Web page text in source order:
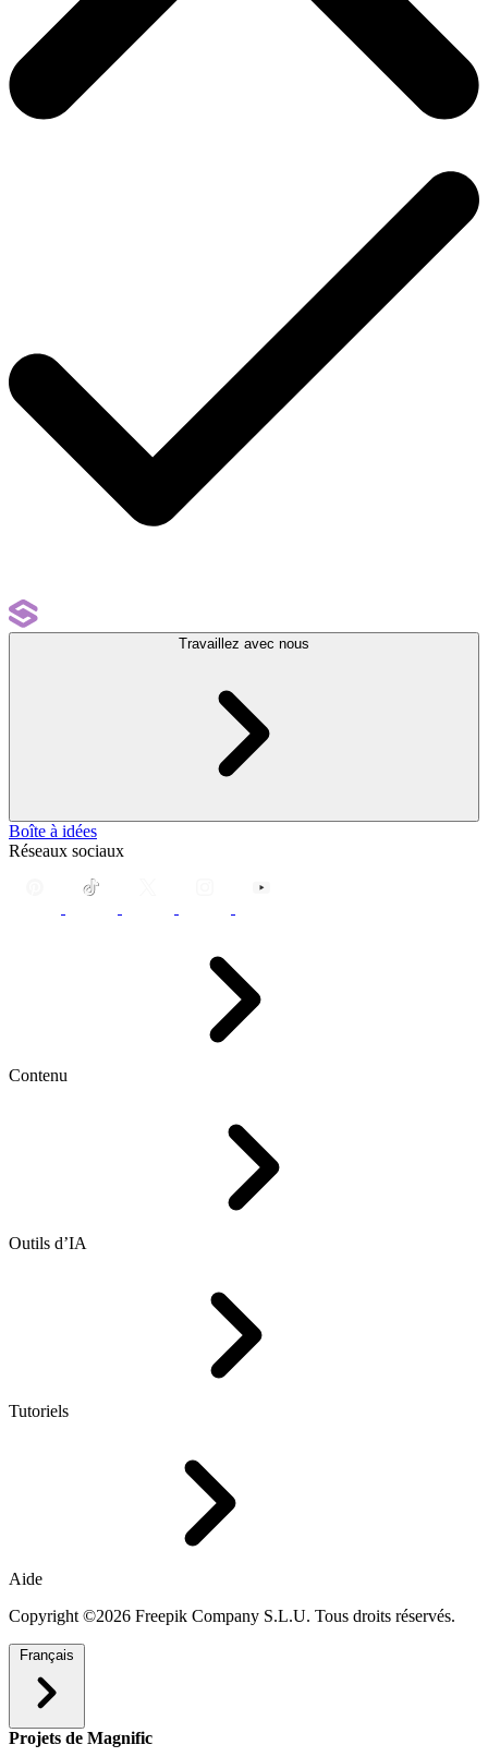
Travaillez avec nous
Boîte à idées
Réseaux sociaux
Contenu
Outils d’IA
Tutoriels
Aide
Copyright ©2026 Freepik Company S.L.U. Tous droits réservés.
Français
Projets de Magnific